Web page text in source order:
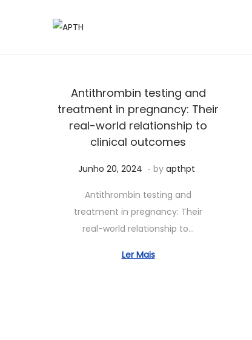
Antithrombin testing and
treatment in pregnancy: Their
real-world relationship to
clinical outcomes
Posted on
Junho 20, 2024 S
t
e
m
b
. by apthpt
Antithrombin testing and
treatment in pregnancy: Their
real-world relationship to…
Ler Mais